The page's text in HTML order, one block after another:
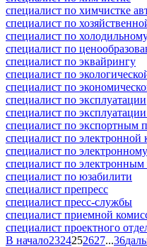
специалист по химчистке
специалист по
специалист по
специалист по
специалист по эквайрингу
специалист по
специалист по
специалист по эксплуатации
специалист по
специалист по экспортным
специалист по электронной
специалист по
специалист по электронным
специалист по юзабилити
специалист препресс
специалист пресс-службы
специалист приемной
специалист проектного
В начало2324252627...36